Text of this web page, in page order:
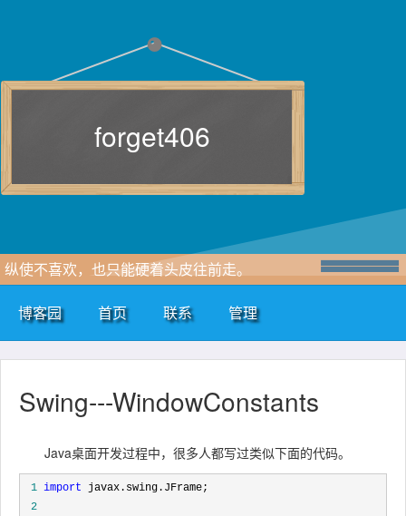
forget406
纵使不喜欢，也只能硬着头皮往前走。
博客园 首页 联系 管理
Swing---WindowConstants
Java桌面开发过程中，很多人都写过类似下面的代码。
1 import
2